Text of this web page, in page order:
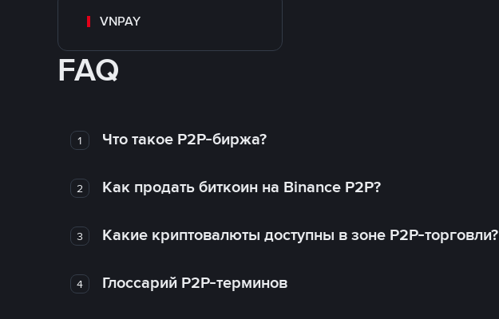
VNPAY
FAQ
1 Что такое P2P-биржа?
2 Как продать биткоин на Binance P2P?
3 Какие криптовалюты доступны в зоне P2P-торговли?
4 Глоссарий P2P-терминов